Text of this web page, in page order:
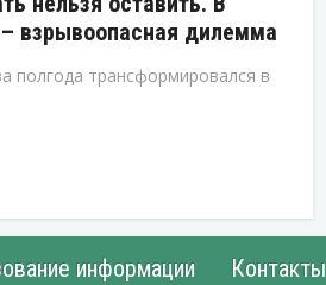
взрывоопасная дилемма
полгода трансформировался в
информации Контакты